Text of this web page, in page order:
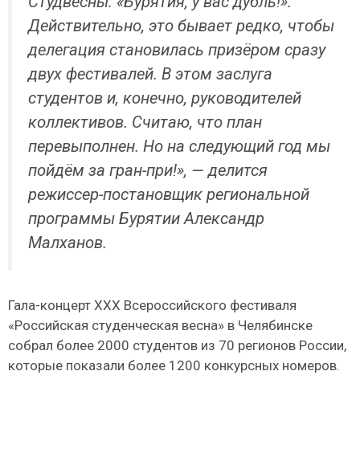
Действительно, это бывает редко, чтобы
делегация становилась призёром сразу
двух фестивалей. В этом заслуга
студентов и, конечно, руководителей
коллективов. Считаю, что план
перевыполнен. Но на следующий год мы
пойдём за гран-при!», — делится
режиссер-постановщик региональной
программы Бурятии Александр
Малханов.
Гала-концерт XXX Всероссийского фестиваля
«Российская студенческая весна» в Челябинске
собрал более 2000 студентов из 70 регионов России,
которые показали более 1200 конкурсных номеров.